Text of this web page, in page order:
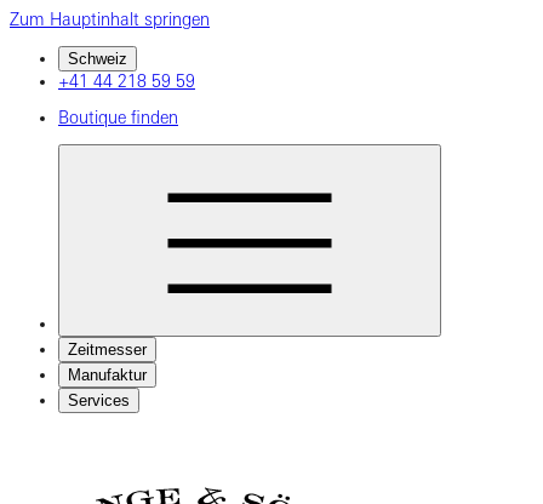
Zum Hauptinhalt springen
Schweiz
+41 44 218 59 59
Boutique finden
Zeitmesser
Manufaktur
Services